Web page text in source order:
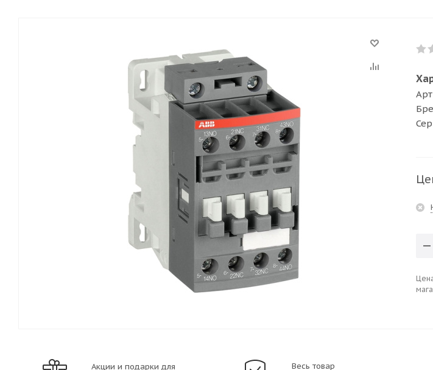
Акции и подарки для
Весь товар